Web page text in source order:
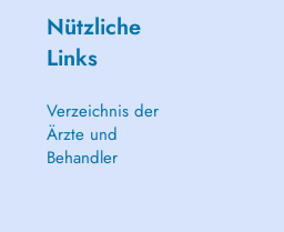
Nützliche
Links
Verzeichnis der
Ärzte und
Behandler